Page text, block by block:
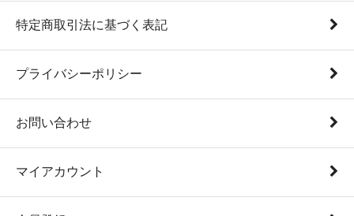
特定商取引法に基づく表記
プライバシーポリシー
お問い合わせ
マイアカウント